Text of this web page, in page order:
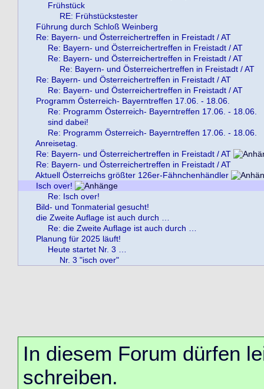
Frühstück
RE: Frühstückstester
Führung durch Schloß Weinberg
Re: Bayern- und Österreichertreffen in Freistadt / AT
Re: Bayern- und Österreichertreffen in Freistadt / AT
Re: Bayern- und Österreichertreffen in Freistadt / AT
Re: Bayern- und Österreichertreffen in Freistadt / AT
Re: Bayern- und Österreichertreffen in Freistadt / AT
Re: Bayern- und Österreichertreffen in Freistadt / AT
Programm Österreich- Bayerntreffen 17.06. - 18.06.
Re: Programm Österreich- Bayerntreffen 17.06. - 18.06.
sind dabei!
Re: Programm Österreich- Bayerntreffen 17.06. - 18.06.
Anreisetag.
Re: Bayern- und Österreichertreffen in Freistadt / AT
Re: Bayern- und Österreichertreffen in Freistadt / AT
Aktuell Österreichs größter 126er-Fähnchenhändler
Isch over!
Re: Isch over!
Bild- und Tonmaterial gesucht!
die Zweite Auflage ist auch durch …
Re: die Zweite Auflage ist auch durch …
Planung für 2025 läuft!
Heute startet Nr. 3 …
Nr. 3 "isch over"
In diesem Forum dürfen
schreiben.